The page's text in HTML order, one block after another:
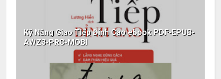
Kỹ Năng Giao Tiếp Đỉnh Cao ebook PDF-EPUB-
AWZ3-PRC-MOBI